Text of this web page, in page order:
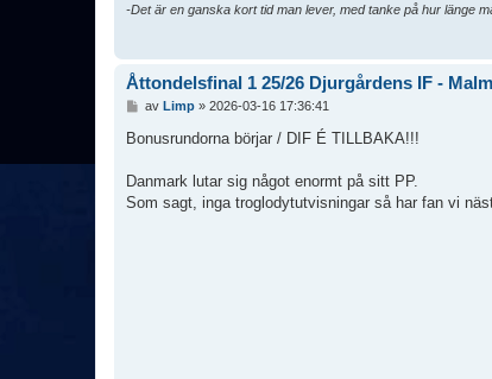
-Det är en ganska kort tid man lever, med tanke på hur länge
Åttondelsfinal 1 25/26 Djurgårdens IF -
l
g
av Limp» 2026-03-16 17:36:41
Bonusrundorna börjar / DIF É TILLBAKA!!!
Danmark lutar sig något enormt på sitt PP.
Som sagt, inga troglodytutvisningar så har fan vi